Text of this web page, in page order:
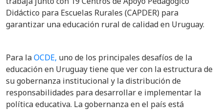
Didáctico para Escuelas Rurales (CAPDER) para
garantizar una educación rural de calidad en Uruguay.
Para laOCDE, uno de los principales desafíos de la
educación en Uruguay tiene que ver con la estructura de
su gobernanza institucional y la distribución de
responsabilidades para desarrollar e implementar la
política educativa. La gobernanza en el país está